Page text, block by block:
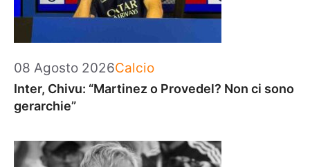
08 Agosto 2026Categorie
Calcio
Inter, Chivu: “Martinez o Provedel? Non ci sono
gerarchie”